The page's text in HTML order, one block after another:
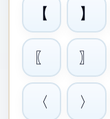
【 】
〖 〗
〈 〉